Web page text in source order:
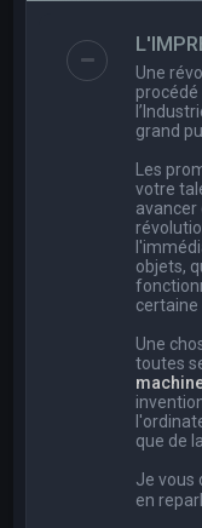
Une
grand
Les
votre
objets,
certaine
Une
toutes
que de
Je vous
en